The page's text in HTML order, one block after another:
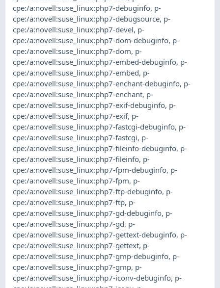
cpe:/a:novell:suse_linux:php7-debuginfo, p-
cpe:/a:novell:suse_linux:php7-debugsource, p-
cpe:/a:novell:suse_linux:php7-devel, p-
cpe:/a:novell:suse_linux:php7-dom-debuginfo, p-
cpe:/a:novell:suse_linux:php7-dom, p-
cpe:/a:novell:suse_linux:php7-embed-debuginfo, p-
cpe:/a:novell:suse_linux:php7-embed, p-
cpe:/a:novell:suse_linux:php7-enchant-debuginfo, p-
cpe:/a:novell:suse_linux:php7-enchant, p-
cpe:/a:novell:suse_linux:php7-exif-debuginfo, p-
cpe:/a:novell:suse_linux:php7-exif, p-
cpe:/a:novell:suse_linux:php7-fastcgi-debuginfo, p-
cpe:/a:novell:suse_linux:php7-fastcgi, p-
cpe:/a:novell:suse_linux:php7-fileinfo-debuginfo, p-
cpe:/a:novell:suse_linux:php7-fileinfo, p-
cpe:/a:novell:suse_linux:php7-fpm-debuginfo, p-
cpe:/a:novell:suse_linux:php7-fpm, p-
cpe:/a:novell:suse_linux:php7-ftp-debuginfo, p-
cpe:/a:novell:suse_linux:php7-ftp, p-
cpe:/a:novell:suse_linux:php7-gd-debuginfo, p-
cpe:/a:novell:suse_linux:php7-gd, p-
cpe:/a:novell:suse_linux:php7-gettext-debuginfo, p-
cpe:/a:novell:suse_linux:php7-gettext, p-
cpe:/a:novell:suse_linux:php7-gmp-debuginfo, p-
cpe:/a:novell:suse_linux:php7-gmp, p-
cpe:/a:novell:suse_linux:php7-iconv-debuginfo, p-